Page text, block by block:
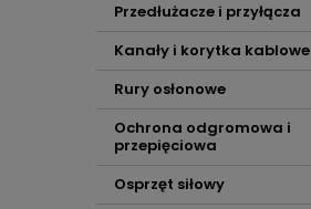
Przedłużacze i przyłącza
Kanały i korytka kablowe
Rury osłonowe
Ochrona odgromowa i
przepięciowa
Osprzęt siłowy